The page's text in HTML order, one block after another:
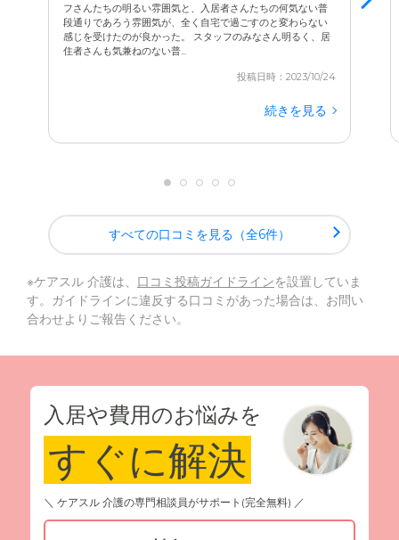
フさんたちの明るい雰囲気と、入居者さんたちの何気ない普
段通りであろう雰囲気が、全く自宅で過ごすのと変わらない
感じを受けたのが良かった。 スタッフのみなさん明るく、居
住者さんも気兼ねのない普...
投稿日時：2023/10/24
続きを見る
すべての口コミを見る（全6件）
※ケアスル 介護は、 口コミ投稿ガイドラインを設置していま
す。ガイドラインに違反する口コミがあった場合は、お問い
合わせよりご報告ください。
入居や費用のお悩みを
すぐに解決
＼ ケアスル 介護の専門相談員がサポート(完全無料) ／